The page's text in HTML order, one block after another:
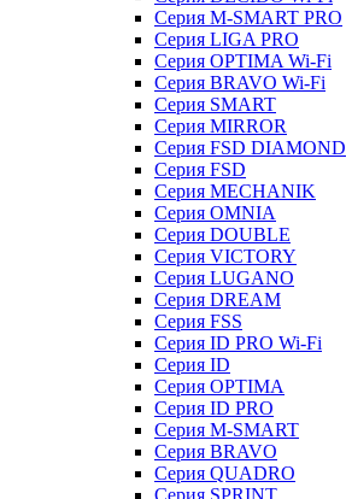
Серия M-SMART PRO
Серия LIGA PRO
Серия OPTIMA Wi-Fi
Серия BRAVO Wi-Fi
Серия SMART
Серия MIRROR
Серия FSD DIAMOND
Серия FSD
Серия MECHANIK
Серия OMNIA
Серия DOUBLE
Серия VICTORY
Серия LUGANO
Серия DREAM
Серия FSS
Серия ID PRO Wi-Fi
Серия ID
Серия OPTIMA
Серия ID PRO
Серия M-SMART
Серия BRAVO
Серия QUADRO
Серия SPRINT